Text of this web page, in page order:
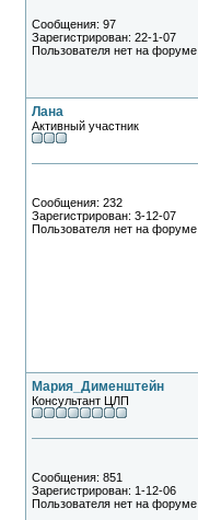
Сообщения: 97
Зарегистрирован: 22-1-07
Пользователя нет на форуме
Лана
Активный участник
Сообщения: 232
Зарегистрирован: 3-12-07
Пользователя нет на форуме
Мария_Дименштейн
Консультант ЦЛП
Сообщения: 851
Зарегистрирован: 1-12-06
Пользователя нет на форуме